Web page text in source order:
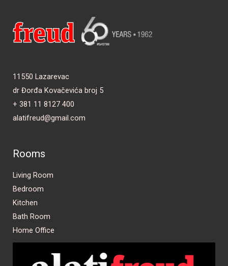
11550 Lazarevac
dr Đorđa Kovačevića broj 5
+ 381 11 8127 400
alatifreud@gmail.com
Rooms
Living Room
Bedroom
Kitchen
Bath Room
Home Office